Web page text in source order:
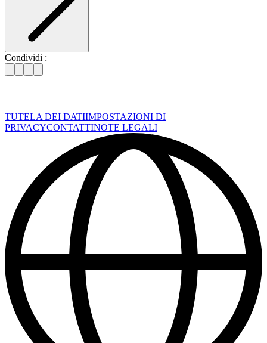
Condividi :
TUTELA DEI DATIIMPOSTAZIONI DI
PRIVACYCONTATTINOTE LEGALI